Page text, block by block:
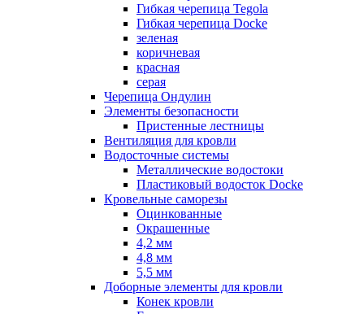
Гибкая черепица Tegola
Гибкая черепица Docke
зеленая
коричневая
красная
серая
Черепица Ондулин
Элементы безопасности
Пристенные лестницы
Вентиляция для кровли
Водосточные системы
Металлические водостоки
Пластиковый водосток Docke
Кровельные саморезы
Оцинкованные
Окрашенные
4,2 мм
4,8 мм
5,5 мм
Доборные элементы для кровли
Конек кровли